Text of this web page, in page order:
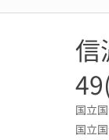
信
国立
国立